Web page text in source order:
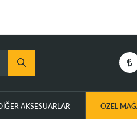
DIĞER AKSESUARLAR ÖZEL